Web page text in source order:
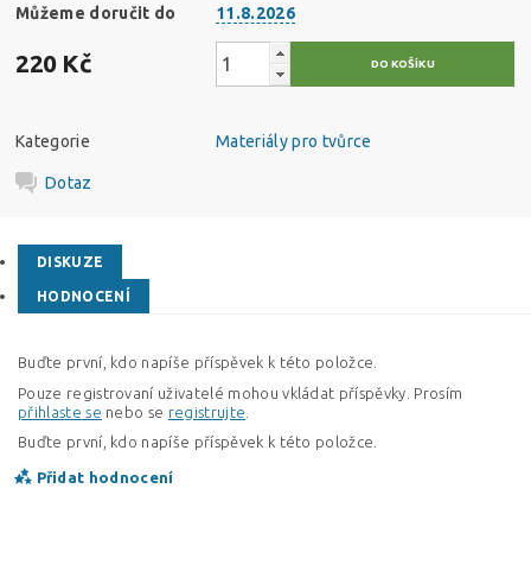
Můžeme doručit do 11.8.2026
220 Kč
Kategorie Materiály pro tvůrce
Dotaz
DISKUZE
HODNOCENÍ
Buďte první, kdo napíše příspěvek k této položce.
Pouze registrovaní uživatelé mohou vkládat příspěvky. Prosím
přihlaste se nebo se registrujte
Buďte první, kdo napíše příspěvek k této položce.
Přidat hodnocení